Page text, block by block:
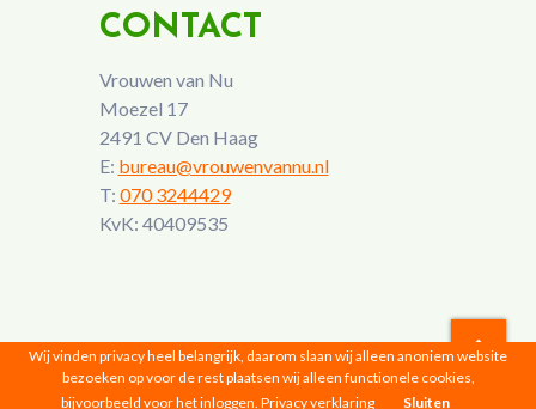
CONTACT
Vrouwen van Nu
Moezel 17
2491 CV Den Haag
E: bureau@vrouwenvannu.nl
T: 070 3244429
KvK: 40409535
Vrouwen van Nu © 2026 |Privacyverklaring
Wij vinden privacy heel belangrijk, daarom slaan wij alleen anoniem website
bezoeken op voor de rest plaatsen wij alleen functionele cookies,
bijvoorbeeld voor het inloggen. Privacy verklaring Sluiten